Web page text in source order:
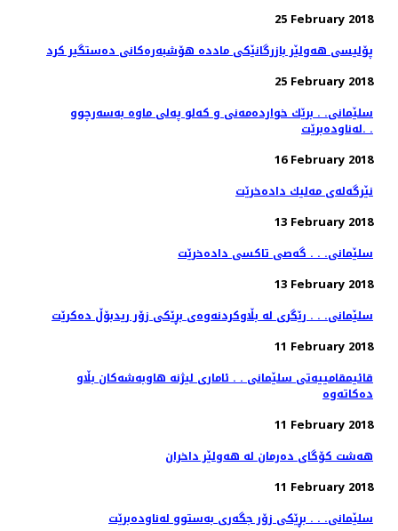
25 February 2018
پۆلیسی هەولێر بازرگانێكی ماددە هۆشبەرەكانی دەستگیر كرد
25 February 2018
سلێمانی. . برێك خوارده‌مه‌نی و كه‌لو په‌لی ماوه‌ به‌سه‌رچوو
له‌ناوده‌برێت. .
16 February 2018
نێرگه‌له‌ی مه‌لیك داده‌خرێت
13 February 2018
سلێمانی. . . گه‌صی تاكسی داده‌خرێت
13 February 2018
سلێمانی. . . رێگری له‌ بڵاوكردنه‌وه‌ی بڕێكی زۆر ریدبۆڵ ده‌كرێت
11 February 2018
قائیمقامییه‌تی سلێمانی . . ئاماری لیژنه‌ هاوبه‌شه‌كان بڵاو
11 February 2018
هەشت كۆگای دەرمان لە هەولێر داخران
11 February 2018
سلێمانی. . . بڕێكی زۆر جگه‌ری به‌ستوو له‌ناوده‌برێت